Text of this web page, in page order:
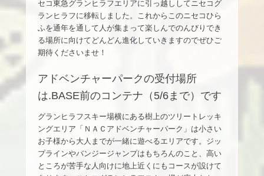
セコ東急グランヒラフエリアに引っ越ししてニセコグ
ランヒラフに移転しました。これからこのニセコひら
ふを通年を通して人が集まって楽しんでのんびりでき
る場所に向けてどんどん進化していきますのでぜひご
期待くださいませ！
アドベンチャーパークの受付場所
は.BASE前のコンテナ（5/6まで）です
グランヒラフスキー場横にある樹上のツリートレッキ
ングエリア「ＮＡＣアドベンチャーパーク」は小さい
お子様から大人までが一緒に遊べるエリアです。ジッ
プラインやバンジージャンプはもちろんのこと、高い
ところが苦手な人向けに地上近くにもコースが設けて